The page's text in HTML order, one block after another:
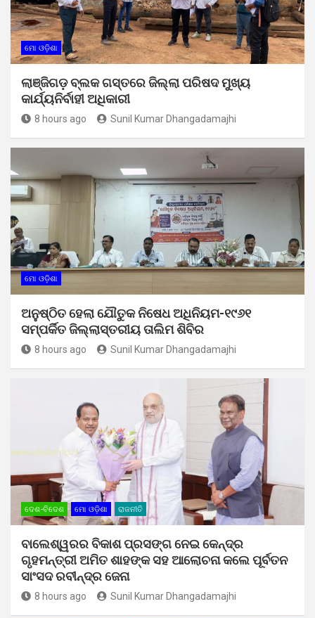
ମୋ ଓଡ଼ିଶା
ଲାଞ୍ଜିଗଡ଼ ବ୍ଲକ ଗସ୍ତରେ ଜିଲ୍ଲା ପରିଷଦ ମୁଖ୍ୟ
କାର୍ଯ୍ୟନିର୍ବାହୀ ଅଧିକାରୀ
8 hours ago Sunil Kumar Dhangadamajhi
ମୋ ଓଡ଼ିଶା
ଅନୁଷ୍ଠିତ ହେଲା ଯୌତୁକ ନିଷେଧ ଅଧିନିୟମ-୧୯୬୧
ସମ୍ପର୍କିତ ଜିଲ୍ଲାସ୍ତରୀୟ ତାଲିମ ଶିବିର
8 hours ago Sunil Kumar Dhangadamajhi
ଦେଶ-ବିଦେଶ ମୋ ଓଡ଼ିଶା ରାଜନୀତି
ବାଲେଶ୍ୱରର ବିକାଶ ପ୍ରସଙ୍ଗ ନେଇ କେନ୍ଦ୍ର
ଗୃହମନ୍ତ୍ରୀ ଅମିତ ଶାହଙ୍କ ସହ ଆଲୋଚନା କଲେ ପୂର୍ବତନ
ସାଂସଦ ରବୀନ୍ଦ୍ର ଜେନା
8 hours ago Sunil Kumar Dhangadamajhi